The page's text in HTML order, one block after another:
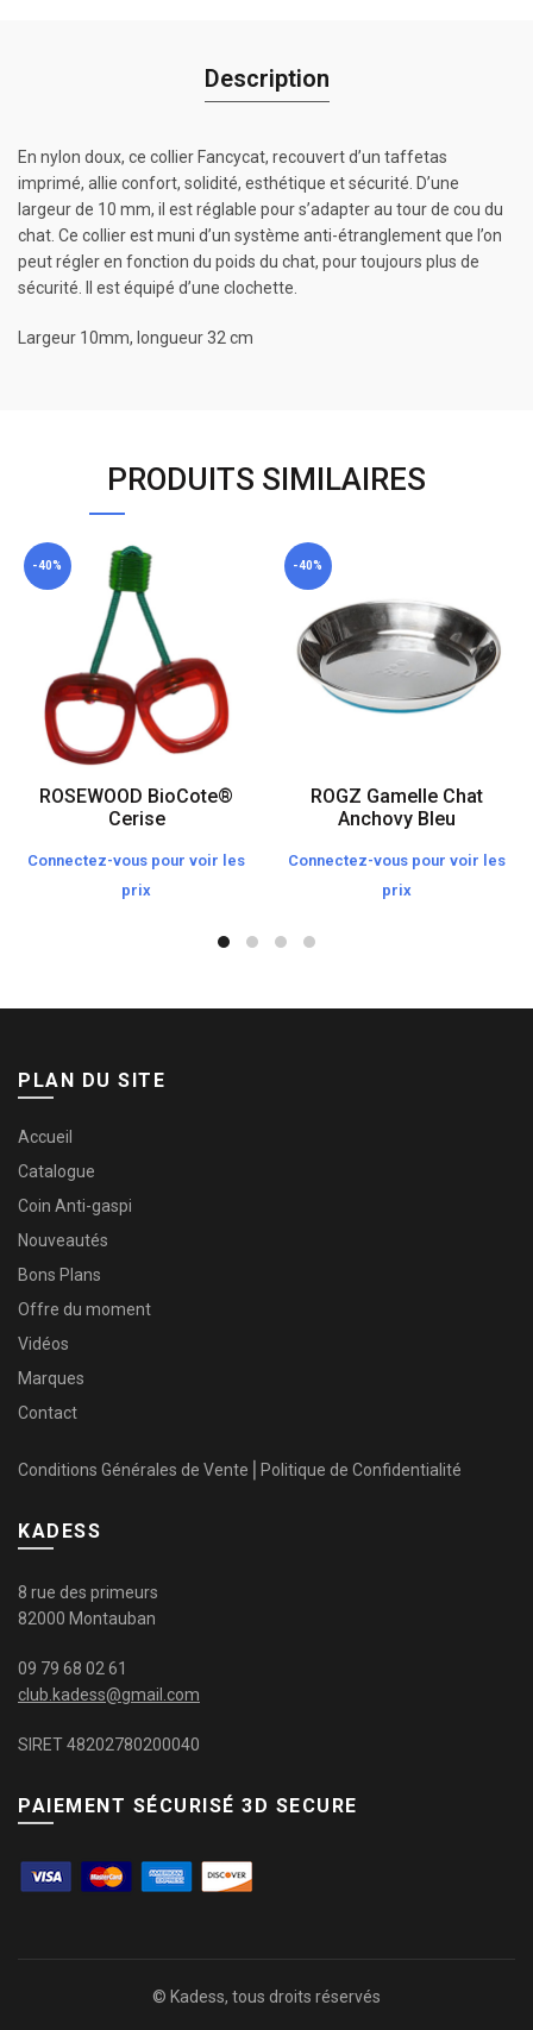
Description
En nylon doux, ce collier Fancycat, recouvert d’un taffetas
imprimé, allie confort, solidité, esthétique et sécurité. D’une
largeur de 10 mm, il est réglable pour s’adapter au tour de cou du
chat. Ce collier est muni d’un système anti-étranglement que l’on
peut régler en fonction du poids du chat, pour toujours plus de
sécurité. Il est équipé d’une clochette.
Largeur 10mm, longueur 32 cm
PRODUITS SIMILAIRES
-40%
ROSEWOOD BioCote®
Cerise
Connectez-vous pour voir les
prix
-40%
ROGZ Gamelle Chat
Anchovy Bleu
Connectez-vous pour voir les
prix
PLAN DU SITE
Accueil
Catalogue
Coin Anti-gaspi
Nouveautés
Bons Plans
Offre du moment
Vidéos
Marques
Contact
Conditions Générales de Vente Politique de Confidentialité
KADESS
8 rue des primeurs
82000 Montauban
09 79 68 02 61
club.kadess@gmail.com
SIRET 48202780200040
PAIEMENT SÉCURISÉ 3D SECURE
© Kadess, tous droits réservés